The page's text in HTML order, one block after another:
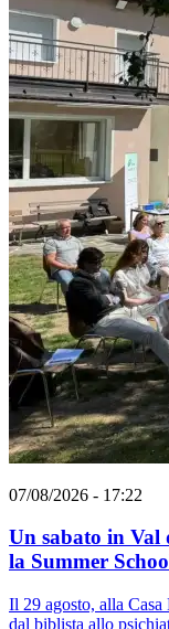
07/08/2026 - 17:22
Un sabato in Val
la Summer
Il 29 agosto, alla
dal biblista allo